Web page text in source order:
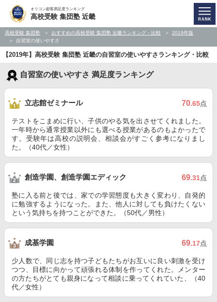
オリコン顧客満足度ランキング
高校受験 集団塾 近畿
高校受験 集団塾 おすすめの高校受験 集団塾 近畿ランキング・比較
2019年版
自習室の使いやすさ
【2019年】高校受験 集団塾 近畿の自習室の使いやすさランキング・比較
自習室の使いやすさ 満足度ランキング
立志館ゼミナール 70.65点
テストをこまめに行い、子供のやる気を出させてくれました。
一年時から通常授業以外にも選べる授業があるのもよかったで
す。受験年は高校の説明会、相談会がすごく参考になりまし
た。（40代／女性）
創造学園、創造学園エディック 69.31点
塾に入る前と後では、家での学習態度も大きく変わり、自発的
に勉強するようになった。また、他人に対しても負けたくない
という気持ちを持つことができた。（50代／男性）
成基学園 69.17点
少人数で、同じ志を持つ子どもたちがお互いに良い刺激を受け
つつ、目標に向かって頑張れる体制を作ってくれた。メンター
の方たちがとても親身になって相談に乗ってくれていた、（40
代／女性）